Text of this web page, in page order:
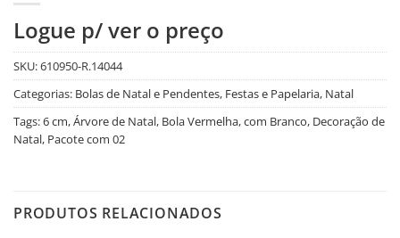
Logue p/ ver o preço
SKU:610950-R.14044
Categorias: Bolas de Natal e Pendentes, Festas e Papelaria, Natal
Tags:6 cm,Árvore de Natal, Bola Vermelha,com Branco, Decoração de
Natal, Pacote com 02
PRODUTOS RELACIONADOS